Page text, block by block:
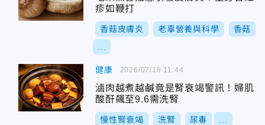
疹如鞭打
香菇皮膚炎 老辜營養與科學 香菇
健康
滷肉越煮越鹹竟是腎衰竭警訊！婦肌
酸酐飆至9.6需洗腎
慢性腎衰竭 洗腎 尿毒
2026/07/18 11:44